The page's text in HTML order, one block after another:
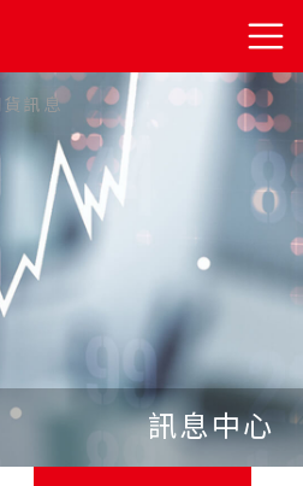
貨訊息
訊息中心